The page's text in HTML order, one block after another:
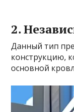
2.
Данный тип
конструкцию,
основной